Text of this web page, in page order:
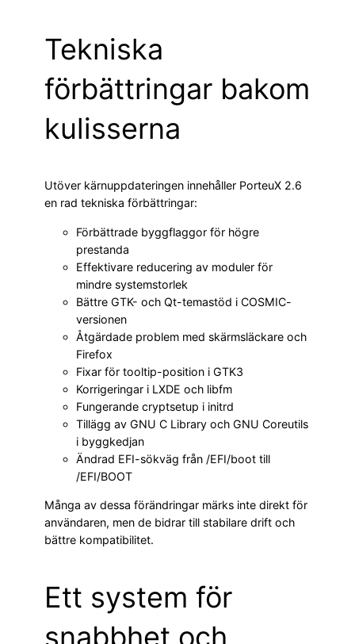
Tekniska
förbättringar bakom
kulisserna
Utöver kärnuppdateringen innehåller PorteuX 2.6
en rad tekniska förbättringar:
Förbättrade byggflaggor för högre
prestanda
Effektivare reducering av moduler för
mindre systemstorlek
Bättre GTK- och Qt-temastöd i COSMIC-
versionen
Åtgärdade problem med skärmsläckare och
Firefox
Fixar för tooltip-position i GTK3
Korrigeringar i LXDE och libfm
Fungerande cryptsetup i initrd
Tillägg av GNU C Library och GNU Coreutils
i byggkedjan
Ändrad EFI-sökväg från /EFI/boot till
/EFI/BOOT
Många av dessa förändringar märks inte direkt för
användaren, men de bidrar till stabilare drift och
bättre kompatibilitet.
Ett system för
snabbhet och